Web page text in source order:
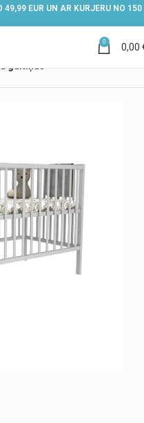
EUR UN AR KURJERU NO 150
0 0,00